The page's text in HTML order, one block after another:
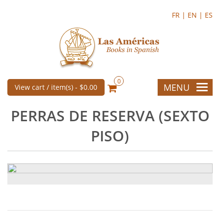
FR | EN | ES
View cart / item(s) - $0.00
0
MENU
PERRAS DE RESERVA (SEXTO
PISO)